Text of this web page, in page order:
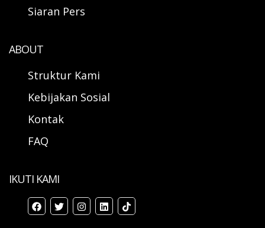
Siaran Pers
ABOUT
Struktur Kami
Kebijakan Sosial
Kontak
FAQ
IKUTI KAMI